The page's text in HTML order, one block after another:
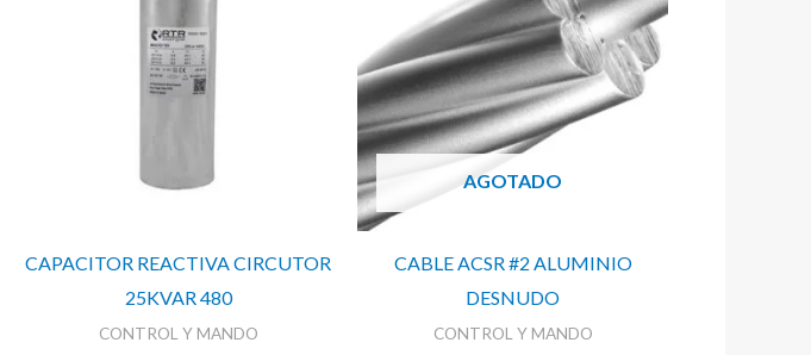
CAPACITOR REACTIVA CIRCUTOR
25KVAR 480
CONTROL Y MANDO
AGOTADO
CABLE ACSR #2 ALUMINIO
DESNUDO
CONTROL Y MANDO